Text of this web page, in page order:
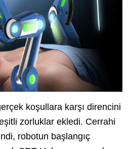
koşullara karşı direncini
zorluklar ekledi. Cerrahi
robotun başlangıç